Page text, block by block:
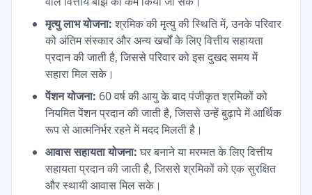
मृत्यु लाभ योजना: श्रमिक की मृत्यु की स्थिति में, उनके परिवार
को अंतिम संस्कार और अन्य खर्चों के लिए वित्तीय सहायता
प्रदान की जाती है, जिससे परिवार को इस दुखद समय में
सहारा मिल सके।
पेंशन योजना: 60 वर्ष की आयु के बाद पंजीकृत श्रमिकों को
नियमित पेंशन प्रदान की जाती है, जिससे उन्हें बुढ़ापे में आर्थिक
रूप से आत्मनिर्भर रहने में मदद मिलती है।
आवास सहायता योजना: घर बनाने या मरम्मत के लिए वित्तीय
सहायता प्रदान की जाती है, जिससे श्रमिकों को एक सुरक्षित
और स्थायी आवास मिल सके।